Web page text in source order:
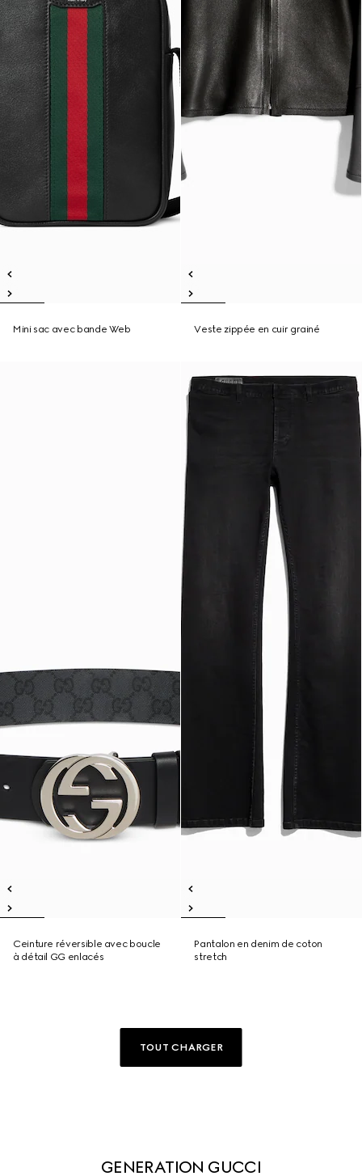
Mini sac avec bande Web Veste zippée en cuir grainé
Ceinture réversible avec boucle
à détail GG enlacés
Pantalon en denim de coton
stretch
TOUT CHARGER
GENERATION GUCCI